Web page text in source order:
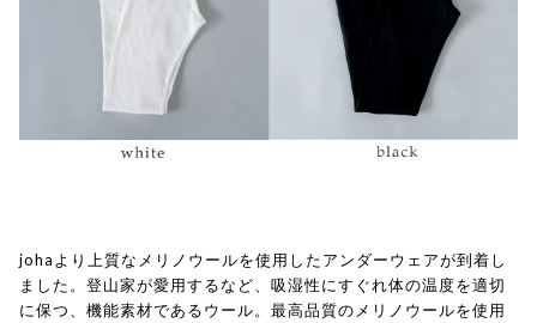
johaより上質なメリノウールを使用したアンダーウェアが到着し
ました。登山家が愛用するなど、吸湿性にすぐれ体の温度を適切
に保つ、機能素材であるウール。最高品質のメリノウールを使用